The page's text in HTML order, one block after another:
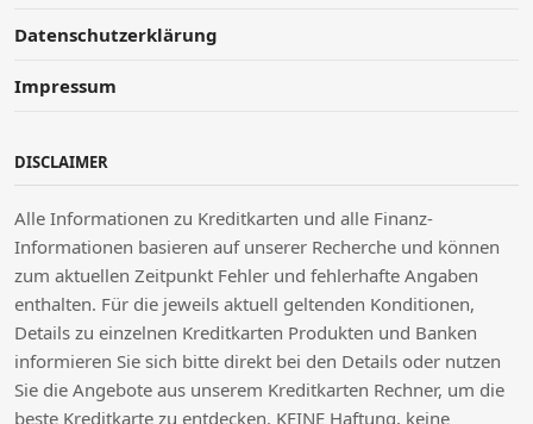
Datenschutzerklärung
Impressum
DISCLAIMER
Alle Informationen zu Kreditkarten und alle Finanz-
Informationen basieren auf unserer Recherche und können
zum aktuellen Zeitpunkt Fehler und fehlerhafte Angaben
enthalten. Für die jeweils aktuell geltenden Konditionen,
Details zu einzelnen Kreditkarten Produkten und Banken
informieren Sie sich bitte direkt bei den Details oder nutzen
Sie die Angebote aus unserem Kreditkarten Rechner, um die
beste Kreditkarte zu entdecken. KEINE Haftung, keine